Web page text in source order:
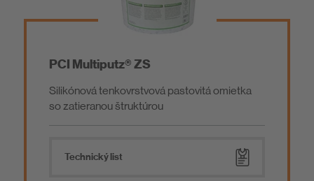
PCI Multiputz® ZS
Silikónová tenkovrstvová pastovitá omietka
so zatieranou štruktúrou
Technický list